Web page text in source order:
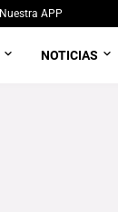
Nuestra APP
NOTICIAS